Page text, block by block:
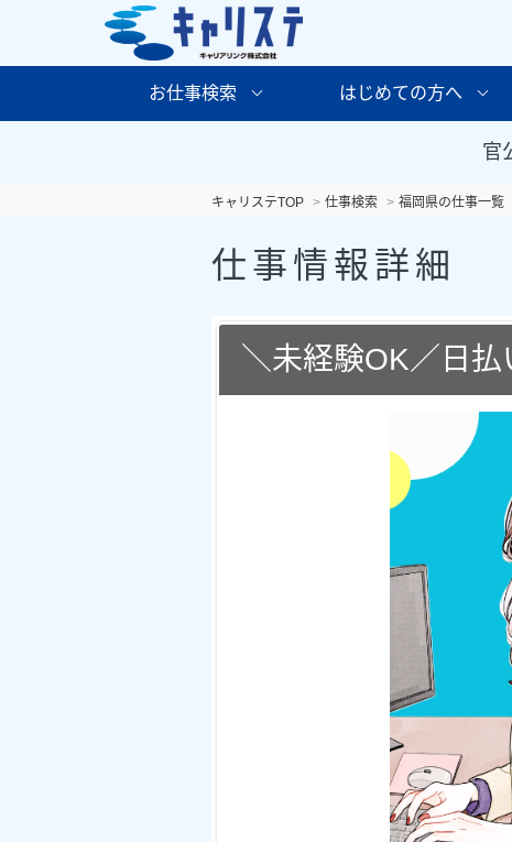
お仕事検索 はじめての方へ
官
キャリステTOP 仕事検索 福岡県の仕事一覧
仕事情報詳細
＼未経験OK／日